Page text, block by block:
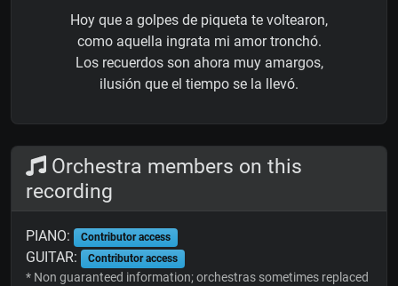
Hoy que a golpes de piqueta te voltearon,
como aquella ingrata mi amor tronchó.
Los recuerdos son ahora muy amargos,
ilusión que el tiempo se la llevó.
Orchestra members on this
recording
PIANO: Contributor access
GUITAR: Contributor access
* Non guaranteed information; orchestras sometimes replaced